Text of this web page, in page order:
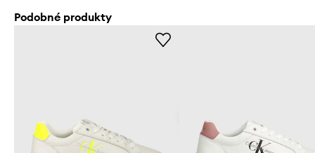
Podobné produkty